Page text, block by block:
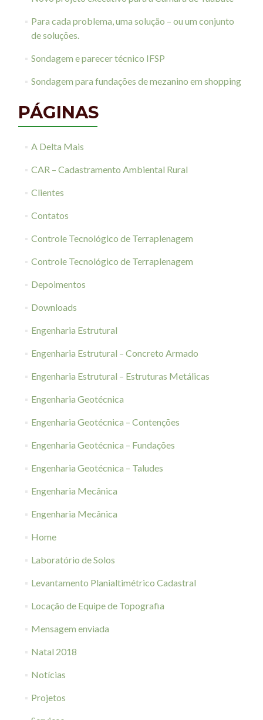
Para cada problema, uma solução – ou um conjunto
de soluções.
Sondagem e parecer técnico IFSP
Sondagem para fundações de mezanino em shopping
PÁGINAS
A Delta Mais
CAR – Cadastramento Ambiental Rural
Clientes
Contatos
Controle Tecnológico de Terraplenagem
Controle Tecnológico de Terraplenagem
Depoimentos
Downloads
Engenharia Estrutural
Engenharia Estrutural – Concreto Armado
Engenharia Estrutural – Estruturas Metálicas
Engenharia Geotécnica
Engenharia Geotécnica – Contenções
Engenharia Geotécnica – Fundações
Engenharia Geotécnica – Taludes
Engenharia Mecânica
Engenharia Mecânica
Home
Laboratório de Solos
Levantamento Planialtimétrico Cadastral
Locação de Equipe de Topografia
Mensagem enviada
Natal 2018
Notícias
Projetos